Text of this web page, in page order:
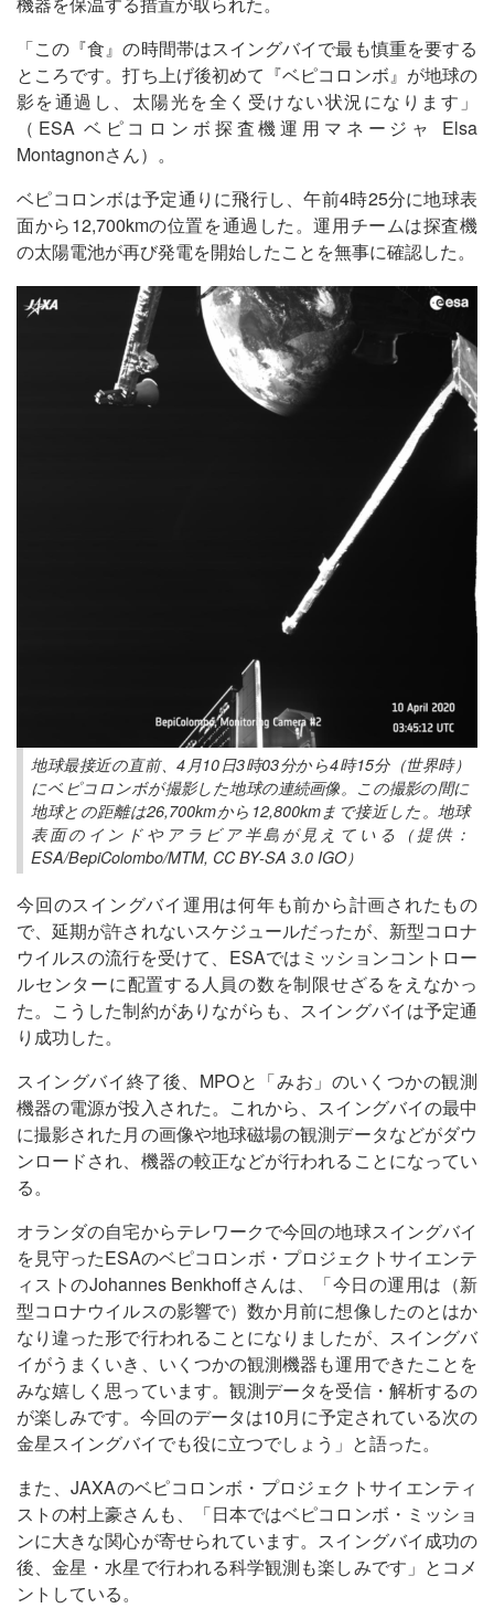
「この『食』の時間帯はスイングバイで最も慎重を要する
ところです。打ち上げ後初めて『ベピコロンボ』が地球の
影を通過し、太陽光を全く受けない状況になります」
（ESA ベピコロンボ探査機運用マネージャ Elsa
Montagnonさん）。
ベピコロンボは予定通りに飛行し、午前4時25分に地球表
面から12,700kmの位置を通過した。運用チームは探査機
の太陽電池が再び発電を開始したことを無事に確認した。
地球最接近の直前、4月10日3時03分から4時15分（世界時）
にベピコロンボが撮影した地球の連続画像。この撮影の間に
地球との距離は26,700kmから12,800kmまで接近した。地球
表面のインドやアラビア半島が見えている（提供：
ESA/BepiColombo/MTM, CC BY-SA 3.0 IGO）
今回のスイングバイ運用は何年も前から計画されたもの
で、延期が許されないスケジュールだったが、新型コロナ
ウイルスの流行を受けて、ESAではミッションコントロー
ルセンターに配置する人員の数を制限せざるをえなかっ
た。こうした制約がありながらも、スイングバイは予定通
り成功した。
スイングバイ終了後、MPOと「みお」のいくつかの観測
機器の電源が投入された。これから、スイングバイの最中
に撮影された月の画像や地球磁場の観測データなどがダウ
ンロードされ、機器の較正などが行われることになってい
る。
オランダの自宅からテレワークで今回の地球スイングバイ
を見守ったESAのベピコロンボ・プロジェクトサイエンテ
ィストのJohannes Benkhoffさんは、「今日の運用は（新
型コロナウイルスの影響で）数か月前に想像したのとはか
なり違った形で行われることになりましたが、スイングバ
イがうまくいき、いくつかの観測機器も運用できたことを
みな嬉しく思っています。観測データを受信・解析するの
が楽しみです。今回のデータは10月に予定されている次の
金星スイングバイでも役に立つでしょう」と語った。
また、JAXAのベピコロンボ・プロジェクトサイエンティ
ストの村上豪さんも、「日本ではベピコロンボ・ミッショ
ンに大きな関心が寄せられています。スイングバイ成功の
後、金星・水星で行われる科学観測も楽しみです」とコメ
ントしている。